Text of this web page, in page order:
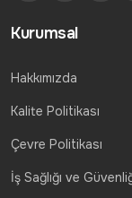
Kurumsal
Hakkımızda
Kalite Politikası
Çevre Politikası
İş Sağlığı ve